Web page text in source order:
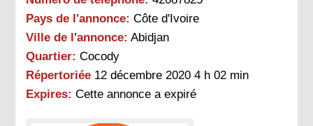
Pays de l'annonce: Côte d'Ivoire
Ville de l'annonce: Abidjan
Quartier: Cocody
Répertoriée 12 décembre 2020 4 h 02 min
Expires: Cette annonce a expiré